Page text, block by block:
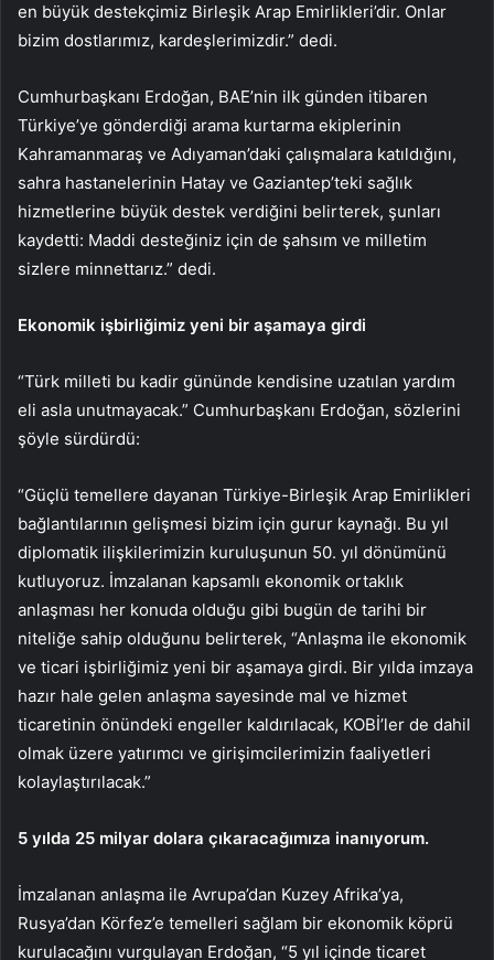
en büyük destekçimiz Birleşik Arap Emirlikleri’dir. Onlar
bizim dostlarımız, kardeşlerimizdir.” dedi.
Cumhurbaşkanı Erdoğan, BAE’nin ilk günden itibaren
Türkiye’ye gönderdiği arama kurtarma ekiplerinin
Kahramanmaraş ve Adıyaman’daki çalışmalara katıldığını,
sahra hastanelerinin Hatay ve Gaziantep’teki sağlık
hizmetlerine büyük destek verdiğini belirterek, şunları
kaydetti: Maddi desteğiniz için de şahsım ve milletim
sizlere minnettarız.” dedi.
Ekonomik işbirliğimiz yeni bir aşamaya girdi
“Türk milleti bu kadir gününde kendisine uzatılan yardım
eli asla unutmayacak.” Cumhurbaşkanı Erdoğan, sözlerini
şöyle sürdürdü:
“Güçlü temellere dayanan Türkiye-Birleşik Arap Emirlikleri
bağlantılarının gelişmesi bizim için gurur kaynağı. Bu yıl
diplomatik ilişkilerimizin kuruluşunun 50. yıl dönümünü
kutluyoruz. İmzalanan kapsamlı ekonomik ortaklık
anlaşması her konuda olduğu gibi bugün de tarihi bir
niteliğe sahip olduğunu belirterek, “Anlaşma ile ekonomik
ve ticari işbirliğimiz yeni bir aşamaya girdi. Bir yılda imzaya
hazır hale gelen anlaşma sayesinde mal ve hizmet
ticaretinin önündeki engeller kaldırılacak, KOBİ’ler de dahil
olmak üzere yatırımcı ve girişimcilerimizin faaliyetleri
kolaylaştırılacak.”
5 yılda 25 milyar dolara çıkaracağımıza inanıyorum.
İmzalanan anlaşma ile Avrupa’dan Kuzey Afrika’ya,
Rusya’dan Körfez’e temelleri sağlam bir ekonomik köprü
kurulacağını vurgulayan Erdoğan, “5 yıl içinde ticaret